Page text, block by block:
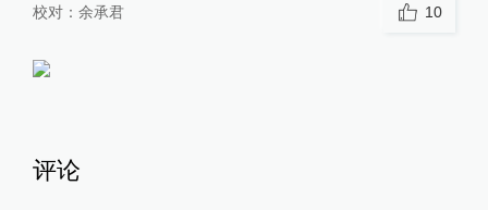
校对： 余承君 10
评论